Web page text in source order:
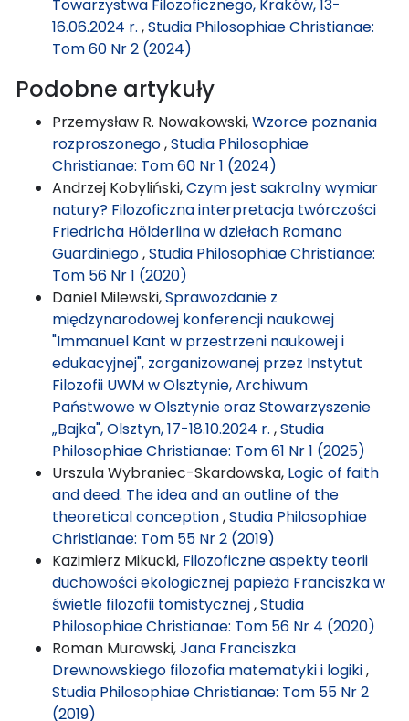
Towarzystwa Filozoficznego, Kraków, 13-
16.06.2024 r. ,Studia Philosophiae Christianae:
Tom 60 Nr 2 (2024)
Podobne artykuły
Przemysław R. Nowakowski,Wzorce poznania
rozproszonego,Studia Philosophiae
Christianae: Tom 60 Nr 1 (2024)
Andrzej Kobyliński,Czym jest sakralny wymiar
natury? Filozoficzna interpretacja twórczości
Friedricha Hölderlina w dziełach Romano
Guardiniego,Studia Philosophiae Christianae:
Tom 56 Nr 1 (2020)
Daniel Milewski,Sprawozdanie z
międzynarodowej konferencji naukowej
"Immanuel Kant w przestrzeni naukowej i
edukacyjnej", zorganizowanej przez Instytut
Filozofii UWM w Olsztynie, Archiwum
Państwowe w Olsztynie oraz Stowarzyszenie
„Bajka", Olsztyn, 17-18.10.2024 r. ,Studia
Philosophiae Christianae: Tom 61 Nr 1 (2025)
Urszula Wybraniec-Skardowska, Logic of faith
and deed. The idea and an outline of the
theoretical conception,Studia Philosophiae
Christianae: Tom 55 Nr 2 (2019)
Kazimierz Mikucki, Filozoficzne aspekty teorii
duchowości ekologicznej papieża Franciszka w
świetle filozofii tomistycznej,Studia
Philosophiae Christianae: Tom 56 Nr 4 (2020)
Roman Murawski,Jana Franciszka
Drewnowskiego filozofia matematyki i logiki,
Studia Philosophiae Christianae: Tom 55 Nr 2
(2019)